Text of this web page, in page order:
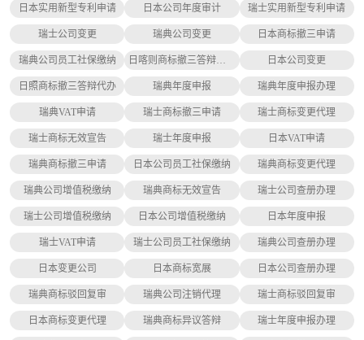
日本实用新型专利申请 日本公司年度审计 瑞士实用新型专利申请
瑞士公司变更 瑞典公司变更 日本商标撤三申请
瑞典公司员工社保缴纳 日喀则商标撤三答辩代办 日本公司变更
日照商标撤三答辩代办 瑞典年度申报 瑞典年度申报办理
瑞典VAT申请 瑞士商标撤三申请 瑞士商标变更代理
瑞士商标无效宣告 瑞士年度申报 日本VAT申请
瑞典商标撤三申请 日本公司员工社保缴纳 瑞典商标变更代理
瑞典公司增值税缴纳 瑞典商标无效宣告 瑞士公司查册办理
瑞士公司增值税缴纳 日本公司增值税缴纳 日本年度申报
瑞士VAT申请 瑞士公司员工社保缴纳 瑞典公司查册办理
日本变更公司 日本商标宽展 日本公司查册办理
瑞典商标驳回复审 瑞典公司注销代理 瑞士商标驳回复审
日本商标变更代理 瑞典商标异议答辩 瑞士年度申报办理